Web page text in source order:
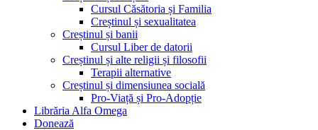
Cursul Căsătoria și Familia
Creștinul și sexualitatea
Creștinul și banii
Cursul Liber de datorii
Creștinul și alte religii și filosofii
Terapii alternative
Creștinul și dimensiunea socială
Pro-Viață și Pro-Adopție
Librăria Alfa Omega
Donează